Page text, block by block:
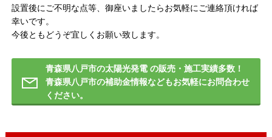
設置後にご不明な点等、御座いましたらお気軽にご連絡頂ければ
幸いです。
今後ともどうぞ宜しくお願い致します。
青森県八戸市の太陽光発電 の販売・施工実績多数！
青森県八戸市の補助金情報などもお気軽にお問合わせ
ください。